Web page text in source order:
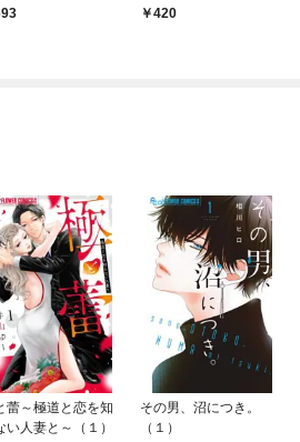
021年5月28日発売）
420
蕾～極道と恋を知
い人妻と～（１）
その男、沼につき。
（１）